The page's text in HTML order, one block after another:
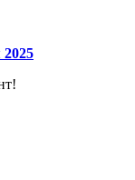
2025